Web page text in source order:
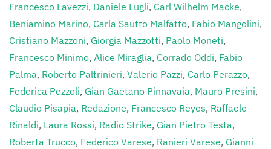
Francesco Lavezzi, Daniele Lugli, Carl Wilhelm Macke,
Beniamino Marino, Carla Sautto Malfatto, Fabio Mangolini,
Cristiano Mazzoni, Giorgia Mazzotti, Paolo Moneti,
Francesco Minimo, Alice Miraglia, Corrado Oddi, Fabio
Palma, Roberto Paltrinieri, Valerio Pazzi, Carlo Perazzo,
Federica Pezzoli, Gian Gaetano Pinnavaia, Mauro Presini,
Claudio Pisapia, Redazione, Francesco Reyes, Raffaele
Rinaldi, Laura Rossi, Radio Strike, Gian Pietro Testa,
Roberta Trucco, Federico Varese, Ranieri Varese, Gianni